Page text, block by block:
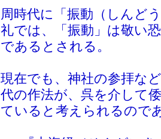
周時代に「振動（しんど
礼では、「振動」は敬い
であるとされる。
現在でも、神社の参拝な
代の作法が、呉を介して
ていると考えられるので